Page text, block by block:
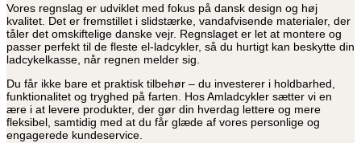
Vores regnslag er udviklet med fokus på dansk design og høj
kvalitet. Det er fremstillet i slidstærke, vandafvisende materialer, der
tåler det omskiftelige danske vejr. Regnslaget er let at montere og
passer perfekt til de fleste el-ladcykler, så du hurtigt kan beskytte din
ladcykelkasse, når regnen melder sig.
Du får ikke bare et praktisk tilbehør – du investerer i holdbarhed,
funktionalitet og tryghed på farten. Hos Amladcykler sætter vi en
ære i at levere produkter, der gør din hverdag lettere og mere
fleksibel, samtidig med at du får glæde af vores personlige og
engagerede kundeservice.